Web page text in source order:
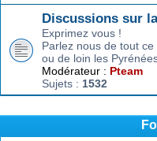
Discussions sur
Exprimez vous !
Parlez nous de tout
ou de loin les
Modérateur : Pteam
Sujets : 1532